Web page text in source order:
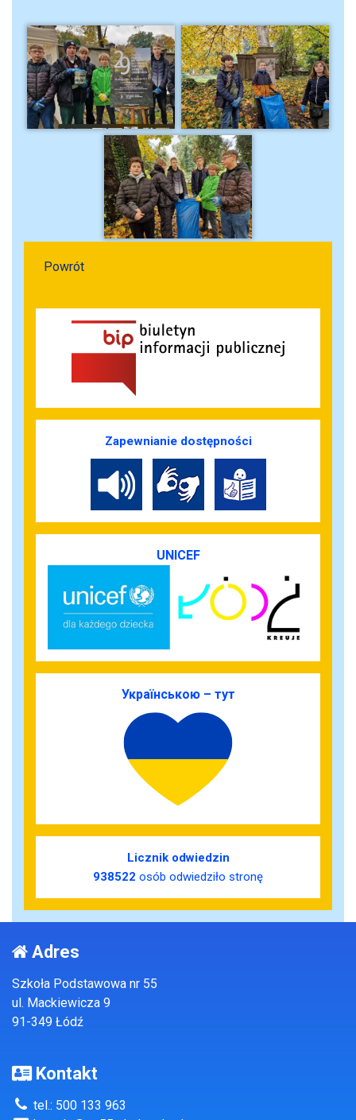
Powrót
Zapewnianie dostępności
UNICEF
Українською – тут
Licznik odwiedzin
938522 osób odwiedziło stronę
Adres
Szkoła Podstawowa nr 55
ul. Mackiewicza 9
91-349 Łódź
Kontakt
tel.: 500 133 963